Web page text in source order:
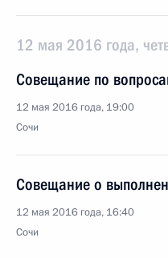
12 мая 2016 года,
Совещание по
12 мая 2016 года, 19:00
Сочи
Совещание о
12 мая 2016 года, 16:40
Сочи